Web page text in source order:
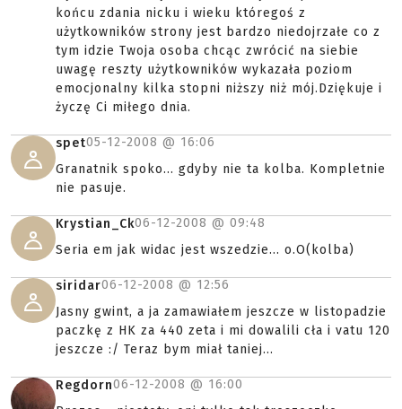
końcu zdania nicku i wieku któregoś z
użytkowników strony jest bardzo niedojrzałe co z
tym idzie Twoja osoba chcąc zwrócić na siebie
uwagę reszty użytkowników wykazała poziom
emocjonalny kilka stopni niższy niż mój.Dziękuje i
życzę Ci miłego dnia.
spet05-12-2008 @ 16:06
Granatnik spoko... gdyby nie ta kolba. Kompletnie
nie pasuje.
Krystian_Ck06-12-2008 @ 09:48
Seria em jak widac jest wszedzie... o.O(kolba)
siridar06-12-2008 @ 12:56
Jasny gwint, a ja zamawiałem jeszcze w listopadzie
paczkę z HK za 440 zeta i mi dowalili cła i vatu 120
jeszcze :/ Teraz bym miał taniej...
Regdorn06-12-2008 @ 16:00